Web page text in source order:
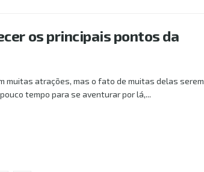
os principais pontos da
muitas atrações, mas o fato de muitas delas serem
tempo para se aventurar por lá,...